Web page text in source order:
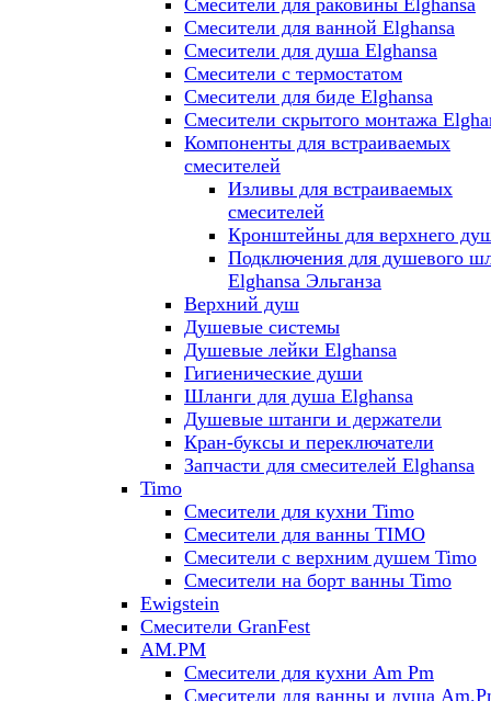
Смесители для раковины Elghansa
Смесители для ванной Elghansa
Смесители для душа Elghansa
Смесители с термостатом
Смесители для биде Elghansa
Смесители скрытого монтажа
Компоненты для встраиваемых
смесителей
Изливы для встраиваемых
смесителей
Кронштейны для верхнего
Подключения для душевого
Elghansa Эльганза
Верхний душ
Душевые системы
Душевые лейки Elghansa
Гигиенические души
Шланги для душа Elghansa
Душевые штанги и держатели
Кран-буксы и переключатели
Запчасти для смесителей Elghansa
Timo
Смесители для кухни Timo
Смесители для ванны TIMO
Смесители с верхним душем Timo
Смесители на борт ванны Timo
Ewigstein
Смесители GranFest
AM.PM
Смесители для кухни Am Pm
Смесители для ванны и душа